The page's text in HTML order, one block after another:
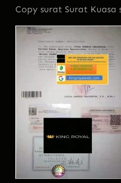
Copy surat Surat Kuasa